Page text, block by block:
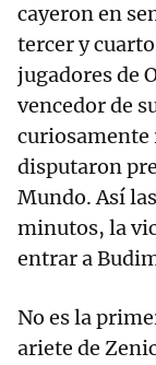
cayeron en
tercer y
jugadores de
vencedor de
curiosamente
disputaron
Mundo. Así
minutos, la
entrar a
No es la
ariete de